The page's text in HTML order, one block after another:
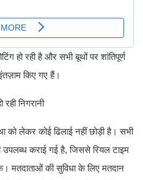
हो रही है और सभी बूथों पर शांतिपूर्ण
किए गए हैं।
निगरानी
को लेकर कोई ढिलाई नहीं छोड़ी है। सभी
उपलब्ध कराई गई है, जिससे रियल टाइम
मतदाताओं की सुविधा के लिए मतदान